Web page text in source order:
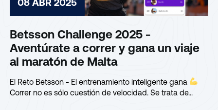
Betsson Challenge 2025 -
Aventúrate a correr y gana un viaje
al maratón de Malta
El Reto Betsson - El entrenamiento inteligente gana
Correr no es sólo cuestión de velocidad. Se trata de...